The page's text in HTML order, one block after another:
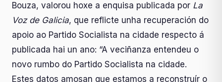
Bouza, valorou hoxe a enquisa publicada por La
Voz de Galicia, que reflicte unha recuperación do
apoio ao Partido Socialista na cidade respecto á
publicada hai un ano: “A veciñanza entendeu o
novo rumbo do Partido Socialista na cidade.
Estes datos amosan que estamos a reconstruír o